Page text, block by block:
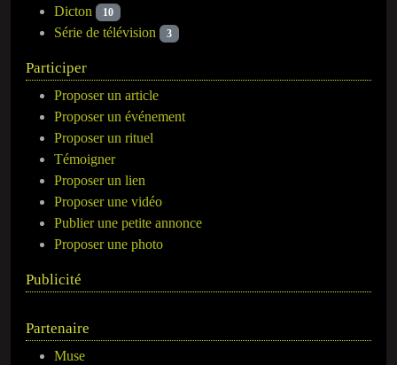
Dicton 10
Série de télévision 3
Participer
Proposer un article
Proposer un événement
Proposer un rituel
Témoigner
Proposer un lien
Proposer une vidéo
Publier une petite annonce
Proposer une photo
Publicité
Partenaire
Muse